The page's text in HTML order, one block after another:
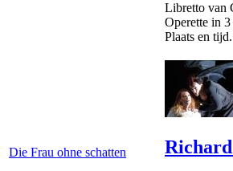
Libretto van
Operette in 3
Plaats en
Die Frau ohne schatten